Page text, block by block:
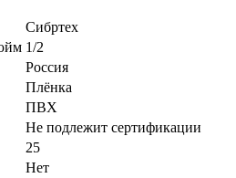
Сибртех
1/2
Россия
Плёнка
ПВХ
Не подлежит сертификации
25
Нет